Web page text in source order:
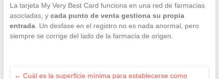
La tarjeta My Very Best Card funciona en una red de farmacias
asociadas, y cada punto de venta gestiona su propia
entrada. Un desfase en el registro no es nada anormal, pero
siempre se corrige del lado de la farmacia de origen.
← Cuál es la superficie mínima para establecerse como